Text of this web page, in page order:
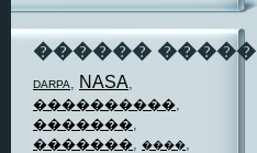
������ �����
DARPA, NASA,
����������,
�������,
�������, ����,